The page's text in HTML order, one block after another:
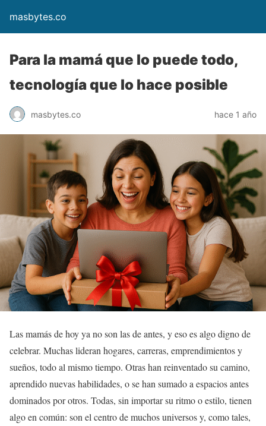
masbytes.co
Para la mamá que lo puede todo,
tecnología que lo hace posible
masbytes.co hace 1 año
Las mamás de hoy ya no son las de antes, y eso es algo digno de
celebrar. Muchas lideran hogares, carreras, emprendimientos y
sueños, todo al mismo tiempo. Otras han reinventado su camino,
aprendido nuevas habilidades, o se han sumado a espacios antes
dominados por otros. Todas, sin importar su ritmo o estilo, tienen
algo en común: son el centro de muchos universos y, como tales,